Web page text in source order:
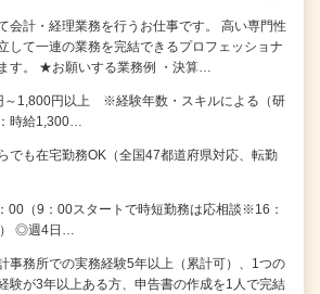
会計・経理業務を行うお仕事です。 高い専門性
して一連の業務を完結できるプロフェッショナ
す。 ★お願いする業務例 ・決算…
～1,800円以上 ※経験年数・スキルによる（研
時給1,300…
でも在宅勤務OK（全国47都道府県対応、転勤
00（9：00スタートで時短勤務は応相談※16：
） ◎週4日…
事務所での実務経験5年以上（累計可）、1つの
験が3年以上ある方、申告書の作成を1人で完結